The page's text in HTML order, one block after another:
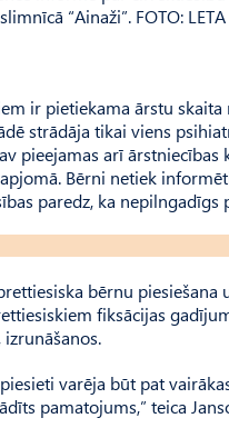
“Ainaži”. FOTO: LETA
ir pietiekama ārstu
strādāja tikai viens
pieejamas arī
Bērni netiek
paredz, ka
bērnu piesiešana
fiksācijas
varēja būt pat
pamatojums,” teica